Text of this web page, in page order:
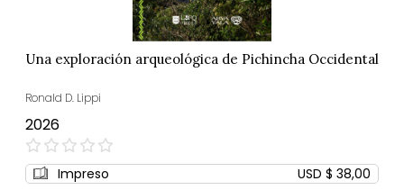
Una exploración arqueológica de Pichincha Occidental
Ronald D. Lippi
2026
0%
Impreso USD $ 38,00